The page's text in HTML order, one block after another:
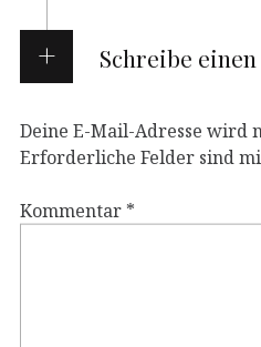
Schreibe
Deine E-Mail-Adresse wird
Erforderliche Felder sind
Kommentar *